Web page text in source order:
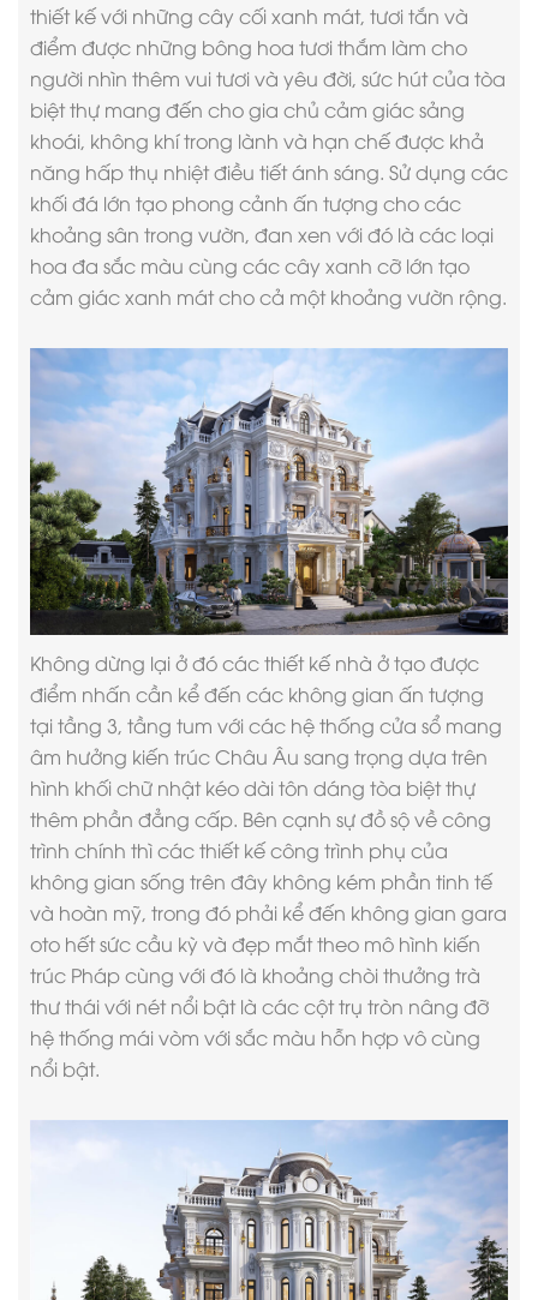
thiết kế với những cây cối xanh mát, tươi tắn và
điểm được những bông hoa tươi thắm làm cho
người nhìn thêm vui tươi và yêu đời, sức hút của tòa
biệt thự mang đến cho gia chủ cảm giác sảng
khoái, không khí trong lành và hạn chế được khả
năng hấp thụ nhiệt điều tiết ánh sáng. Sử dụng các
khối đá lớn tạo phong cảnh ấn tượng cho các
khoảng sân trong vườn, đan xen với đó là các loại
hoa đa sắc màu cùng các cây xanh cỡ lớn tạo
cảm giác xanh mát cho cả một khoảng vườn rộng.
Không dừng lại ở đó các thiết kế nhà ở tạo được
điểm nhấn cần kể đến các không gian ấn tượng
tại tầng 3, tầng tum với các hệ thống cửa sổ mang
âm hưởng kiến trúc Châu Âu sang trọng dựa trên
hình khối chữ nhật kéo dài tôn dáng tòa biệt thự
thêm phần đẳng cấp. Bên cạnh sự đồ sộ về công
trình chính thì các thiết kế công trình phụ của
không gian sống trên đây không kém phần tinh tế
và hoàn mỹ, trong đó phải kể đến không gian gara
oto hết sức cầu kỳ và đẹp mắt theo mô hình kiến
trúc Pháp cùng với đó là khoảng chòi thưởng trà
thư thái với nét nổi bật là các cột trụ tròn nâng đỡ
hệ thống mái vòm với sắc màu hỗn hợp vô cùng
nổi bật.